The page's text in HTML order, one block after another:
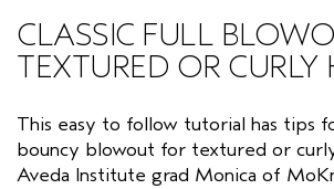
CUOIO CAPELLUTO SENSIBILE
PURE ABUNDANCE
VIAGGIO
CLASSIC FULL
TEXTURED OR CURLY
This easy to follow tutorial has tips
bouncy blowout for textured or
Aveda Institute grad Monica of